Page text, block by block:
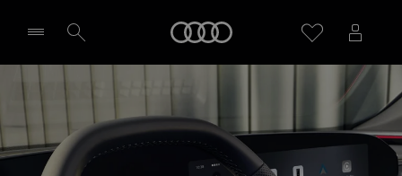
Händler wählen
Technologie & Digitalisierung
Probefahrt vereinbaren